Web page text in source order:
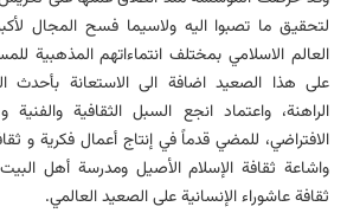
لتحقیق ما تصبوا الیه ولاسیما فسح المجال
العالم الاسلامي بمختلف انتماءاتهم المذهبیة
علی هذا الصعید اضافة الی الاستعانة بأحدث
الراهنة، واعتماد انجع السبل الثقافیة والفنیة
الافتراضي، للمضي قدماً في إنتاج أعمال فكریة و
واشاعة ثقافة الإسلام الأصیل ومدرسة أهل
ثقافة عاشوراء الإنسانیة علی الصعید العالمي.